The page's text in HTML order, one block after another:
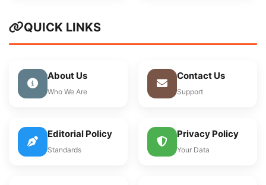
QUICK LINKS
About Us
Who We Are
Contact Us
Support
Editorial Policy
Standards
Privacy Policy
Your Data